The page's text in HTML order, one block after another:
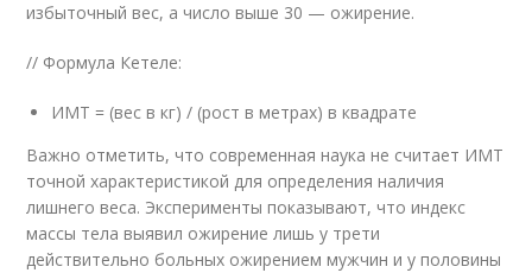
избыточный вес, а число выше 30 — ожирение.
// Формула Кетеле:
ИМТ = (вес в кг) / (рост в метрах) в квадрате
Важно отметить, что современная наука не считает ИМТ
точной характеристикой для определения наличия
лишнего веса. Эксперименты показывают, что индекс
массы тела выявил ожирение лишь у трети
действительно больных ожирением мужчин и у половины